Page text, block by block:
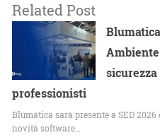
Related Post
professionisti
Blumatica sarà presente a SED
novità software…